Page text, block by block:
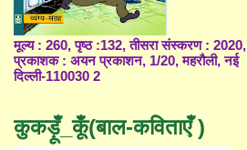
मूल्य : 260, पृष्ठ :132, तीसरा संस्करण : 2020,
प्रकाशक : अयन प्रकाशन, 1/20, महरौली, नई
दिल्ली-110030 2
कुकड़ूँ_कूँ(बाल-कविताएँ )